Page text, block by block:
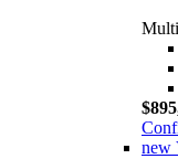
new